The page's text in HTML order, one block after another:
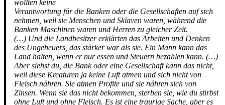
wollten keine
Verantwortung für die Banken oder die Gesellschaften auf sich
nehmen, weil sie Menschen und Sklaven waren, während die
Banken Maschinen waren und Herren zu gleicher Zeit.
(…) Und die Landbesitzer erklärten das Arbeiten und Denken
des Ungeheuers, das stärker war als sie. Ein Mann kann das
Land halten, wenn er nur essen und Steuern bezahlen kann. (…)
Aber siehst du, die Bank oder eine Gesellschaft kann das nicht,
weil diese Kreaturen ja keine Luft atmen und sich nicht von
Fleisch nähren. Sie atmen Profite und sie nähren sich von
Zinsen. Wenn sie das nicht bekommen, sterben sie, wie du stirbst
ohne Luft und ohne Fleisch. Es ist eine traurige Sache, aber es